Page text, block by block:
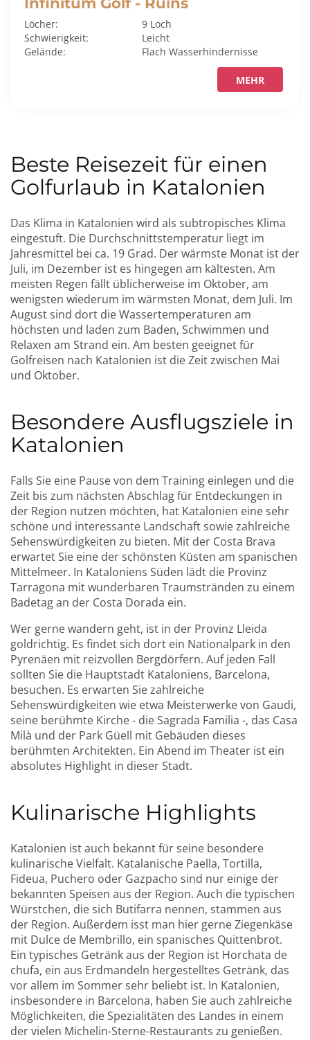
Löcher:
9 Loch
Schwierigkeit:
Leicht
Gelände:
FlachWasserhindernisse
MEHR
Beste Reisezeit für einen
Golfurlaub in Katalonien
Das Klima in Katalonien wird als subtropisches Klima
eingestuft. Die Durchschnittstemperatur liegt im
Jahresmittel bei ca. 19 Grad. Der wärmste Monat ist der
Juli, im Dezember ist es hingegen am kältesten. Am
meisten Regen fällt üblicherweise im Oktober, am
wenigsten wiederum im wärmsten Monat, dem Juli. Im
August sind dort die Wassertemperaturen am
höchsten und laden zum Baden, Schwimmen und
Relaxen am Strand ein. Am besten geeignet für
Golfreisen nach Katalonien ist die Zeit zwischen Mai
und Oktober.
Besondere Ausflugsziele in
Katalonien
Falls Sie eine Pause von dem Training einlegen und die
Zeit bis zum nächsten Abschlag für Entdeckungen in
der Region nutzen möchten, hat Katalonien eine sehr
schöne und interessante Landschaft sowie zahlreiche
Sehenswürdigkeiten zu bieten. Mit der Costa Brava
erwartet Sie eine der schönsten Küsten am spanischen
Mittelmeer. In Kataloniens Süden lädt die Provinz
Tarragona mit wunderbaren Traumstränden zu einem
Badetag an der Costa Dorada ein.
Wer gerne wandern geht, ist in der Provinz Lleida
goldrichtig. Es findet sich dort ein Nationalpark in den
Pyrenäen mit reizvollen Bergdörfern. Auf jeden Fall
sollten Sie die Hauptstadt Kataloniens, Barcelona,
besuchen. Es erwarten Sie zahlreiche
Sehenswürdigkeiten wie etwa Meisterwerke von Gaudi,
seine berühmte Kirche - die Sagrada Familia -, das Casa
Milà und der Park Güell mit Gebäuden dieses
berühmten Architekten. Ein Abend im Theater ist ein
absolutes Highlight in dieser Stadt.
Kulinarische Highlights
Katalonien ist auch bekannt für seine besondere
kulinarische Vielfalt. Katalanische Paella, Tortilla,
Fideua, Puchero oder Gazpacho sind nur einige der
bekannten Speisen aus der Region. Auch die typischen
Würstchen, die sich Butifarra nennen, stammen aus
der Region. Außerdem isst man hier gerne Ziegenkäse
mit Dulce de Membrillo, ein spanisches Quittenbrot.
Ein typisches Getränk aus der Region ist Horchata de
chufa, ein aus Erdmandeln hergestelltes Getränk, das
vor allem im Sommer sehr beliebt ist. In Katalonien,
insbesondere in Barcelona, haben Sie auch zahlreiche
Möglichkeiten, die Spezialitäten des Landes in einem
der vielen Michelin-Sterne-Restaurants zu genießen.